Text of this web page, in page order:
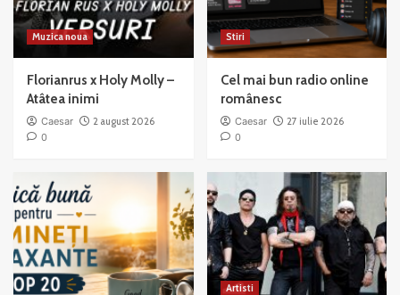
Muzica noua
Florianrus x Holy Molly –
Atâtea inimi
Caesar
2 august 2026
0
Stiri
Cel mai bun radio online
românesc
Caesar
27 iulie 2026
0
Artisti